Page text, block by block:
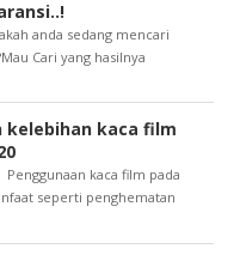
anda sedang mencari
Cari yang hasilnya
kelebihan kaca film
kaca film pada
seperti penghematan